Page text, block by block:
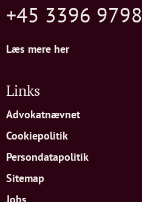
+45 3396 9798
Læs mere her
Links
Advokatnævnet
Cookiepolitik
Persondatapolitik
Sitemap
Jobs